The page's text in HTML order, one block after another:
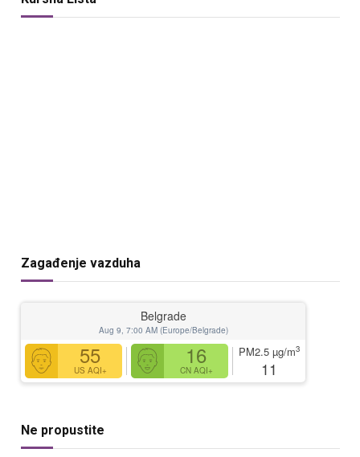
Zagađenje vazduha
Belgrade
Aug 9, 7:00 AM (Europe/Belgrade)
55
US AQI+
16
CN AQI+
PM2.5 µg/m3
11
Ne propustite